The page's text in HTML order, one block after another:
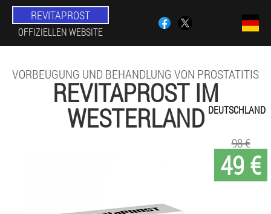
REVITAPROST
OFFIZIELLEN WEBSITE
VORBEUGUNG UND BEHANDLUNG VON PROSTATITIS
REVITAPROST IM
WESTERLAND DEUTSCHLAND
49 €
98 €